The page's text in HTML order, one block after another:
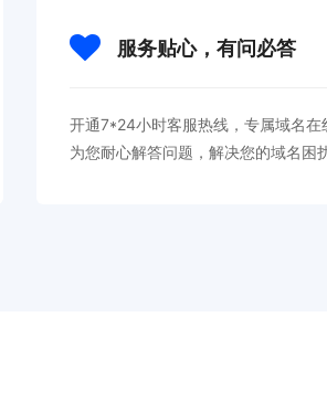
服务贴心，有问必答
开通7*24小时客服热线，专属域名在
为您耐心解答问题，解决您的域名困